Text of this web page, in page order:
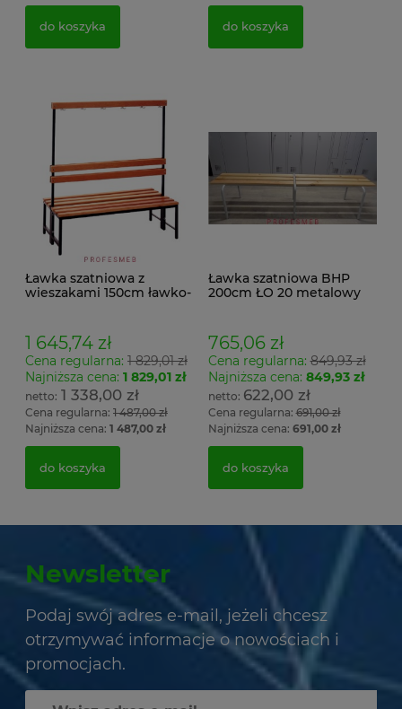
do koszyka do koszyka
Ławka szatniowa z
wieszakami 150cm ławko-
1 645,74 zł
Cena regularna: 1 829,01 zł
Najniższa cena: 1 829,01 zł
1 338,00 zł
Cena regularna: 1 487,00 zł
Najniższa cena: 1 487,00 zł
do koszyka
Ławka szatniowa BHP
200cm ŁO 20 metalowy
765,06 zł
Cena regularna:849,93 zł
Najniższa cena: 849,93 zł
622,00 zł
Cena regularna:691,00 zł
Najniższa cena: 691,00 zł
do koszyka
Newsletter
Podaj swój adres e-mail, jeżeli chcesz
otrzymywać informacje o nowościach i
promocjach.